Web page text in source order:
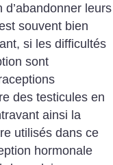
leurs
souvent bien
si les difficultés
sont
des testicules en
ainsi la
utilisés dans ce
hormonale